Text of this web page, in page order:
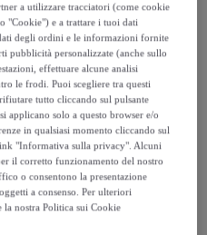
lama in acciaio.
con lama in
URBANOS
a utilizzare tracciatori (come cookie
"Cookie") e a trattare i tuoi dati
degli ordini e le informazioni fornite
pubblicità personalizzate (anche sullo
effettuare alcune analisi
le frodi. Puoi scegliere tra questi
tutto cliccando sul pulsante
applicano solo a questo browser e/o
in qualsiasi momento cliccando sul
"Informativa sulla privacy". Alcuni
il corretto funzionamento del nostro
o consentono la presentazione
a consenso. Per ulteriori
nostra Politica sui Cookie